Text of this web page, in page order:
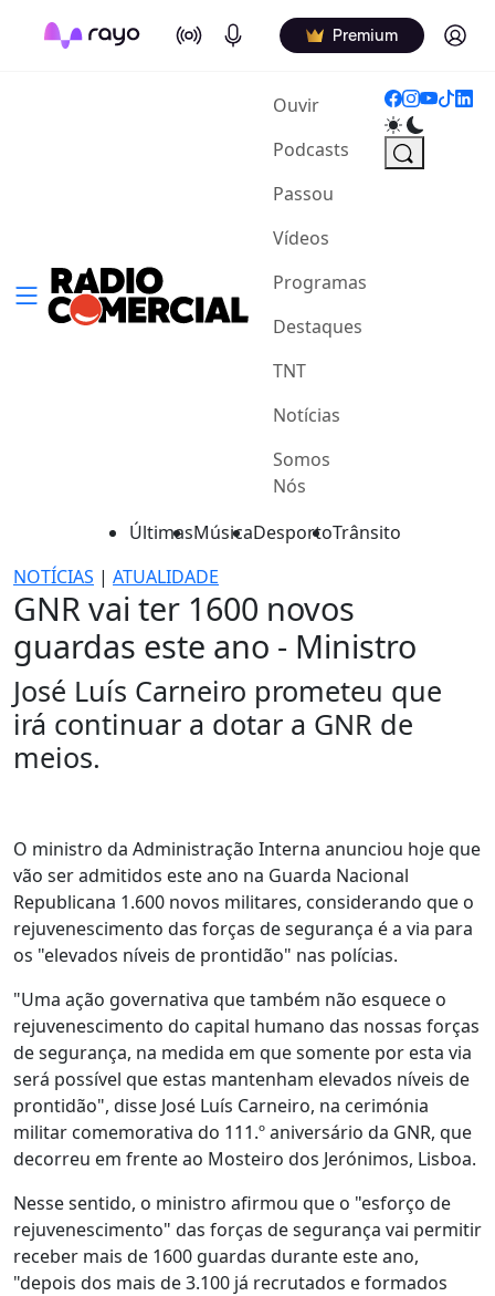
On Air Podcasts Premium Log in
Ouvir(current)
Podcasts
Passou
Vídeos
Programas
Destaques
TNT
Notícias
Somos
Nós
ÚltimasMúsicaDesportoTrânsito
NOTÍCIAS | ATUALIDADE
GNR vai ter 1600 novos
guardas este ano - Ministro
José Luís Carneiro prometeu que
irá continuar a dotar a GNR de
meios.
O ministro da Administração Interna anunciou hoje que
vão ser admitidos este ano na Guarda Nacional
Republicana 1.600 novos militares, considerando que o
rejuvenescimento das forças de segurança é a via para
os "elevados níveis de prontidão" nas polícias.
"Uma ação governativa que também não esquece o
rejuvenescimento do capital humano das nossas forças
de segurança, na medida em que somente por esta via
será possível que estas mantenham elevados níveis de
prontidão", disse José Luís Carneiro, na cerimónia
militar comemorativa do 111.º aniversário da GNR, que
decorreu em frente ao Mosteiro dos Jerónimos, Lisboa.
Nesse sentido, o ministro afirmou que o "esforço de
rejuvenescimento" das forças de segurança vai permitir
receber mais de 1600 guardas durante este ano,
"depois dos mais de 3.100 já recrutados e formados